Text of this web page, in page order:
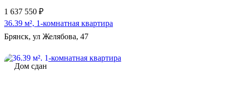
1 637 550 ₽
36.39 м², 1-комнатная квартира
Брянск, ул Желябова, 47
Дом сдан